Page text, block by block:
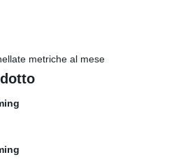
metriche al mese